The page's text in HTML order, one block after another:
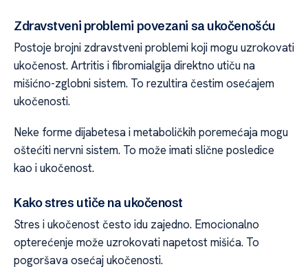
Zdravstveni problemi povezani sa ukočenošću
Postoje brojni zdravstveni problemi koji mogu uzrokovati
ukočenost. Artritis i fibromialgija direktno utiču na
mišićno-zglobni sistem. To rezultira čestim osećajem
ukočenosti.
Neke forme dijabetesa i metaboličkih poremećaja mogu
oštećiti nervni sistem. To može imati slične posledice
kao i ukočenost.
Kako stres utiče na ukočenost
Stres i ukočenost često idu zajedno. Emocionalno
opterećenje može uzrokovati napetost mišića. To
pogoršava osećaj ukočenosti.